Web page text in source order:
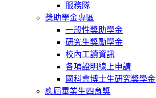
服務隊
獎助學金專區
一般性獎助學金
研究生獎勵學金
校內工讀資訊
各項證明線上申請
國科會博士生研究獎學金
應屆畢業生四育獎